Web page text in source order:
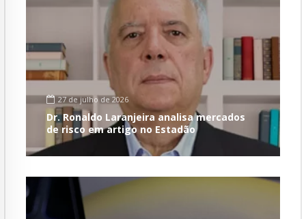
27 de julho de 2026
Dr. Ronaldo Laranjeira analisa mercados
de risco em artigo no Estadão